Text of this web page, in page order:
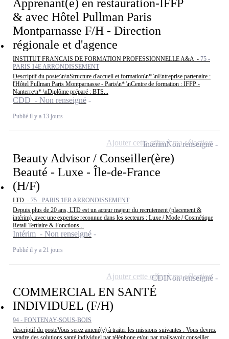
Apprenant(e) en restauration-IFFP
& avec Hôtel Pullman Paris
Montparnasse F/H - Direction
régionale et d'agence
INSTITUT FRANCAIS DE FORMATION PROFESSIONNELLE A&A - 75 -
PARIS 14E ARRONDISSEMENT
Descriptif du poste:\n\nStructure d'accueil et formation\n* \nEntreprise partenaire :
l'Hôtel Pullman Paris Montparnasse - Paris\n* \nCentre de formation : IFFP -
Nanterre\n* \nDiplôme préparé : BTS...
CDD - Non renseigné
Publié il y a 13 jours
Beauty Advisor / Conseiller(ère)
Beauté - Luxe - Île-de-France
(H/F)
LTD - 75 - PARIS 1ER ARRONDISSEMENT
Depuis plus de 20 ans, LTD est un acteur majeur du recrutement (placement &
intérim), avec une expertise reconnue dans les secteurs : Luxe / Mode / Cosmétique
Retail Tertiaire & Fonctions...
Intérim - Non renseigné
Publié il y a 21 jours
IntérimNon renseigné
Ajouter cette offre à ma sélection
COMMERCIAL EN SANTÉ
INDIVIDUEL (F/H)
94 - FONTENAY-SOUS-BOIS
descriptif du posteVous serez amené(e) à traiter les missions suivantes : Vous devrez
vendre des solutions santé individuel par téléphone et/ou par mailsavoir conseiller
CDINon renseigné
Ajouter cette offre à ma sélection